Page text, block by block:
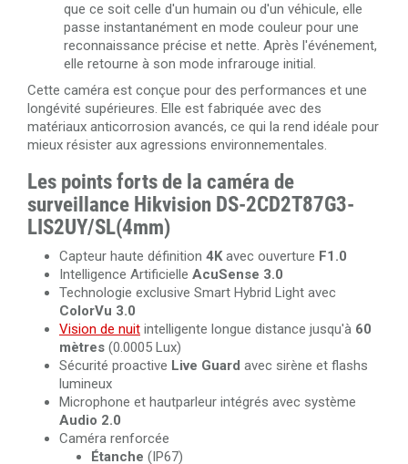
que ce soit celle d'un humain ou d'un véhicule, elle
passe instantanément en mode couleur pour une
reconnaissance précise et nette. Après l'événement,
elle retourne à son mode infrarouge initial.
Cette caméra est conçue pour des performances et une
longévité supérieures. Elle est fabriquée avec des
matériaux anticorrosion avancés, ce qui la rend idéale pour
mieux résister aux agressions environnementales.
Les points forts de la caméra de
surveillance Hikvision DS-2CD2T87G3-
LIS2UY/SL(4mm)
Capteur haute définition 4Kavec ouverture F1.0
Intelligence Artificielle AcuSense 3.0
Technologie exclusive Smart Hybrid Light avec
ColorVu 3.0
Vision de nuit intelligente longue distance jusqu'à 60
mètres (0.0005 Lux)
Sécurité proactive Live Guard avec sirène et flashs
lumineux
Microphone et hautparleur intégrés avec système
Audio 2.0
Caméra renforcée
Étanche (IP67)